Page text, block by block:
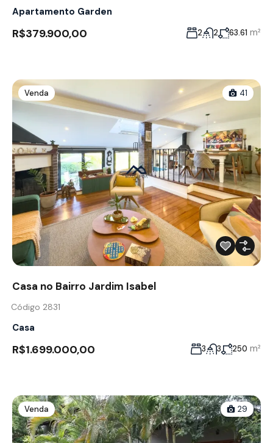
Apartamento Garden
R$379.900,00 2 2 63.61 m²
Venda 41
Casa no Bairro Jardim Isabel
Código 2831
Casa
R$1.699.000,00 3 3 250 m²
Venda 29